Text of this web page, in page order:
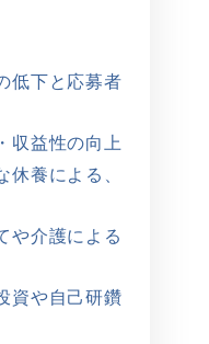
低下と応募者
収益性の向上
休養による、
や介護による
資や自己研鑽